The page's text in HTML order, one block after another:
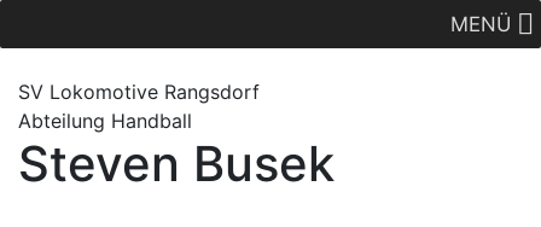
MENÜ
SV Lokomotive Rangsdorf
Abteilung Handball
Steven Busek